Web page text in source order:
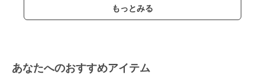
1,870
もっとみる
あなたへのおすすめアイテム